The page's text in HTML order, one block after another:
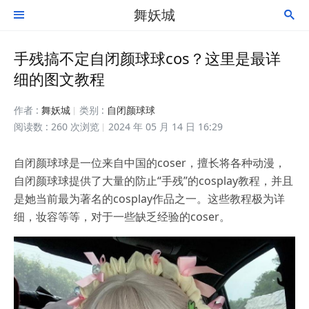
 舞妖城 
手残搞不定自闭颜球球cos？这里是最详
细的图文教程
作者 : 舞妖城 类别 : 自闭颜球球
阅读数 : 260 次浏览
2024 年 05 月 14 日 16:29
自闭颜球球是一位来自中国的coser，擅长将各种动漫，
自闭颜球球提供了大量的防止“手残”的cosplay教程，并且
是她当前最为著名的cosplay作品之一。这些教程极为详
细，妆容等等，对于一些缺乏经验的coser。